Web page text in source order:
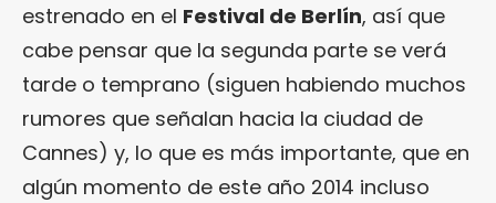
estrenado en el Festival de Berlín, así que
cabe pensar que la segunda parte se verá
tarde o temprano (siguen habiendo muchos
rumores que señalan hacia la ciudad de
Cannes) y, lo que es más importante, que en
algún momento de este año 2014 incluso